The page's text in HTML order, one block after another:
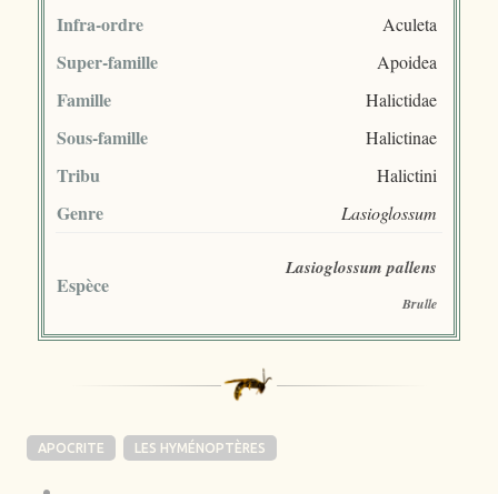
Infra-ordre Aculeta
Super-famille Apoidea
Famille Halictidae
Sous-famille Halictinae
Tribu Halictini
Genre Lasioglossum
Espèce
Lasioglossum pallens
Brulle
APOCRITE LES HYMÉNOPTÈRES